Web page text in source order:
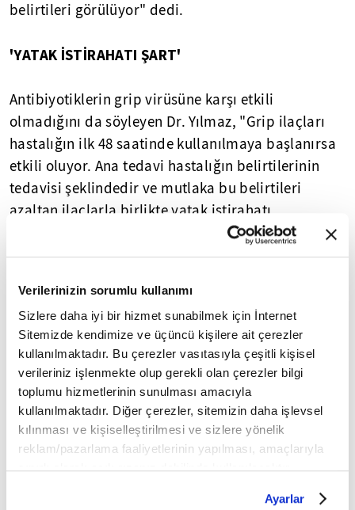
Verilerinizin sorumlu kullanımı
Sizlere daha iyi bir hizmet sunabilmek için İnternet
Sitemizde kendimize ve üçüncü kişilere ait çerezler
kullanılmaktadır. Bu çerezler vasıtasıyla çeşitli kişisel
verileriniz işlenmekte olup gerekli olan çerezler bilgi
toplumu hizmetlerinin sunulması amacıyla
kullanılmaktadır. Diğer çerezler, sitemizin daha işlevsel
kılınması ve kişiselleştirilmesi ve sizlere yönelik
reklam/pazarlama faaliyetlerinin yapılması, amaçlarıyla
sınırlı olarak açık rızanız dahilinde kullanılacaktır.
belirleyebilirsiniz. Çerezlere ilişkin detaylı bilgi için
Ayarlar
belirtileri görülüyor" dedi.
'YATAK İSTİRAHATI ŞART'
Antibiyotiklerin grip virüsüne karşı etkili
olmadığını da söyleyen Dr. Yılmaz, "Grip ilaçları
hastalığın ilk 48 saatinde kullanılmaya başlanırsa
etkili oluyor. Ana tedavi hastalığın belirtilerinin
tedavisi şeklindedir ve mutlaka bu belirtileri
azaltan ilaçlarla birlikte yatak istirahatı
yapılmalıdır. Ayrıca gribe karşı en etkili yöntem ise
aşıdır" diye konuştu.
Turkuvaz Medya Grubu'na aittir. Kaynak gösterilse dahi
köşe yazısı/haberin tamamı özel izin alınmadan
kullanılamaz.
Ancak alıntılanan köşe yazısı/haberin bir bölümü,
alıntılanan habere aktif link verilerek kullanılabilir.
Ayrıntılar için lütfen tıklayın.
Mobil Uygulamamızı İndirin